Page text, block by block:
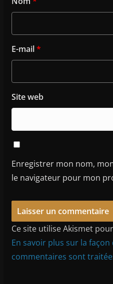
E-mail*
Site web
Enregistrer mon nom,
le navigateur pour mon
Ce site utilise Akismet
En savoir plus sur la
commentaires sont